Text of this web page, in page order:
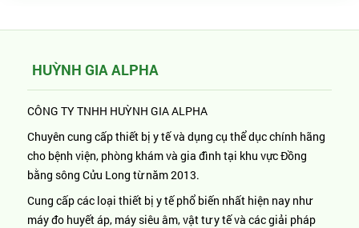
HUỲNH GIA ALPHA
CÔNG TY TNHH HUỲNH GIA ALPHA
Chuyên cung cấp thiết bị y tế và dụng cụ thể dục chính hãng
cho bệnh viện, phòng khám và gia đình tại khu vực Đồng
bằng sông Cửu Long từ năm 2013.
Cung cấp các loại thiết bị y tế phổ biến nhất hiện nay như
máy đo huyết áp, máy siêu âm, vật tư y tế và các giải pháp